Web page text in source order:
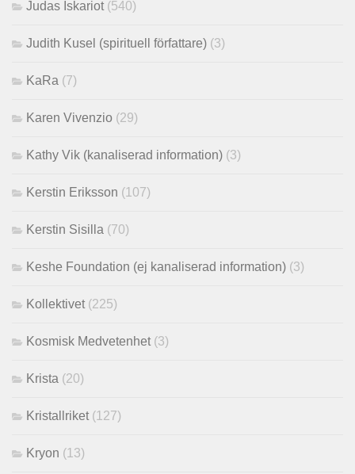
Judas Iskariot (540)
Judith Kusel (spirituell författare) (3)
KaRa (7)
Karen Vivenzio (29)
Kathy Vik (kanaliserad information) (3)
Kerstin Eriksson (107)
Kerstin Sisilla (70)
Keshe Foundation (ej kanaliserad information) (3)
Kollektivet (225)
Kosmisk Medvetenhet (3)
Krista (20)
Kristallriket (127)
Kryon (13)